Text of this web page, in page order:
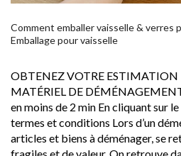
Comment emballer vaisselle & verres
Emballage pour vaisselle
OBTENEZ VOTRE ESTIMATION
MATÉRIEL DE
en moins de 2 min En cliquant sur
termes et conditions Lors d’un
articles et biens à déménager, se